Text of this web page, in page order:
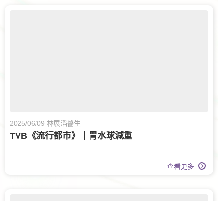
2025/06/09 林展滔醫生
TVB《流行都市》｜胃水球減重
查看更多